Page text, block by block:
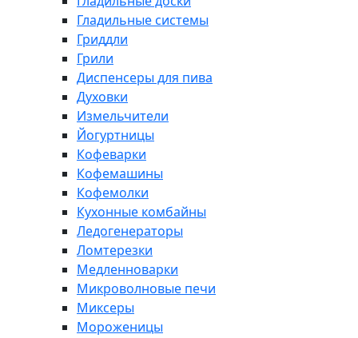
Гладильные системы
Гриддли
Грили
Диспенсеры для пива
Духовки
Измельчители
Йогуртницы
Кофеварки
Кофемашины
Кофемолки
Кухонные комбайны
Ледогенераторы
Ломтерезки
Медленноварки
Микроволновые печи
Миксеры
Мороженицы